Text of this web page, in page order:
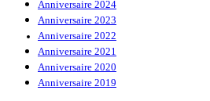
Anniversaire 2024
Anniversaire 2023
Anniversaire 2022
Anniversaire 2021
Anniversaire 2020
Anniversaire 2019